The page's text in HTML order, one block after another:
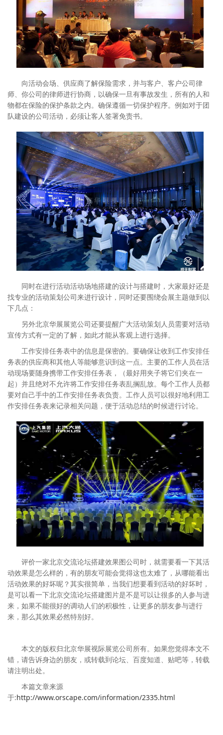
向活动会场、供应商了解保险需求，并与客户、客户公司律
师、你公司的律师进行协商，以确保一旦有事故发生，所有的人和
物都在保险的保护条款之内。确保遵循一切保护程序。例如对于团
队建设的公司活动，必须让客人签署免责书。
同时在进行活动活动场地搭建的设计与搭建时，大家最好还是
找专业的活动策划公司来进行设计，同时还要围绕会展主题做到以
下几点：
另外北京华展展览公司还要提醒广大活动策划人员需要对活动
宣传方式有一定的了解，如此才能从客观上进行选择。
工作安排任务表中的信息是保密的。要确保让收到工作安排任
务表的供应商和其他人等能够意识到这一点。主要的工作人员在活
动现场要随身携带工作安排任务表，（最好用夹子将它们夹在一
起）并且绝对不允许将工作安排任务表乱搁乱放。每个工作人员都
要对自己手中的工作安排任务表负责。工作人员可以很好地利用工
作安排任务表来记录相关问题，便于活动总结的时候进行讨论。
评价一家北京交流论坛搭建效果图公司时，就需要看一下其活
动效果是怎么样的，有的朋友可能会觉得这也太难了，从哪能看出
活动效果的好坏呢？其实很简单，当我们想要看到活动的好坏时，
是可以看一下北京交流论坛搭建图片是不是可以让很多的人参与进
来，如果不能很好的调动人们的积极性，让更多的朋友参与进行
来，那么其效果必然特别好。
本文的版权归北京华展视际展览公司所有。如果您觉得本文不
错，请告诉身边的朋友，或转载到论坛、百度知道、贴吧等，转载
请注明出处。
本篇文章来源
于:http://www.orscape.com/information/2335.html